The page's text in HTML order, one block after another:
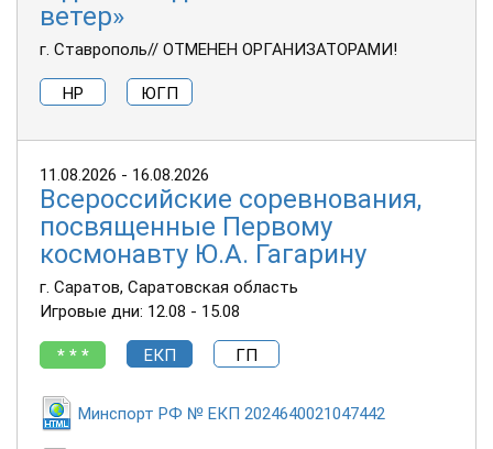
ветер»
г. Ставрополь// ОТМЕНЕН ОРГАНИЗАТОРАМИ!
НР ЮГП
11.08.2026 - 16.08.2026
Всероссийские соревнования,
посвященные Первому
космонавту Ю.А. Гагарину
г. Саратов, Саратовская область
Игровые дни: 12.08 - 15.08
* * * ЕКП ГП
Минспорт РФ № ЕКП 2024640021047442